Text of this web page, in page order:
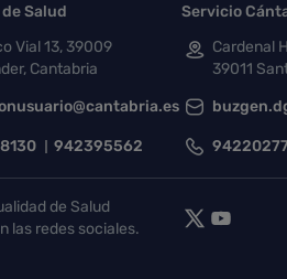
Salud
Vial 13, 39009
Cantabria
942395562
Servicio
Cardenal
39011
de Salud
las redes sociales.